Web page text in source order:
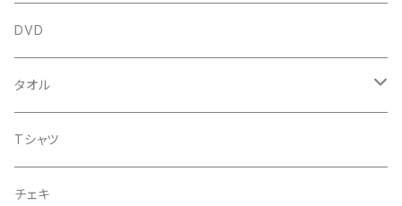
アルバム
企画CD
シングル
DVD
タオル
菅沼温泉タオル
菅沼エアーかおる
Tシャツ
チェキ